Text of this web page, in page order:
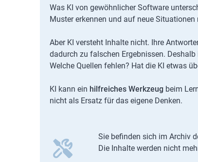
Was KI von gewöhnlicher Software
Muster erkennen und auf neue
Aber KI versteht Inhalte nicht. Ihre
dadurch zu falschen Ergebnissen.
Welche Quellen fehlen? Hat die KI etwas
KI kann ein hilfreiches Werkzeug beim
nicht als Ersatz für das eigene Denken.
Sie befinden sich im Archiv
Die Inhalte werden nicht